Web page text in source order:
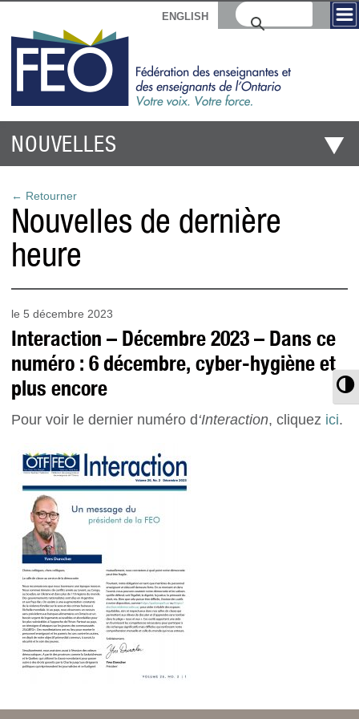
ENGLISH
NOUVELLES
← Retourner
Nouvelles de dernière
heure
le 5 décembre 2023
Interaction – Décembre 2023 – Dans ce
numéro : 6 décembre, cyber-hygiène et
plus encore
Pour voir le dernier numéro d‘Interaction, cliquez ici.